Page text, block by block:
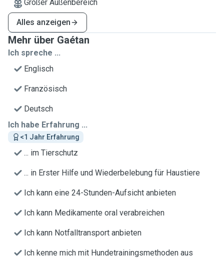
Großer Außenbereich
Alles anzeigen
Mehr über Gaétan
Ich spreche ...
Englisch
Französisch
Deutsch
Ich habe Erfahrung ...
<1 Jahr Erfahrung
... im Tierschutz
... in Erster Hilfe und Wiederbelebung für Haustiere
Ich kann eine 24-Stunden-Aufsicht anbieten
Ich kann Medikamente oral verabreichen
Ich kann Notfalltransport anbieten
Ich kenne mich mit Hundetrainingsmethoden aus